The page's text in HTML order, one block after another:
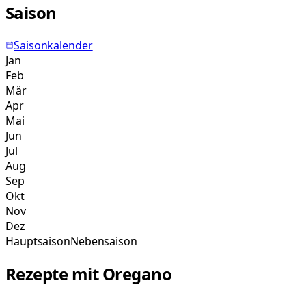
Saison
Saisonkalender
Jan
Feb
Mär
Apr
Mai
Jun
Jul
Aug
Sep
Okt
Nov
Dez
HauptsaisonNebensaison
Rezepte mitOregano